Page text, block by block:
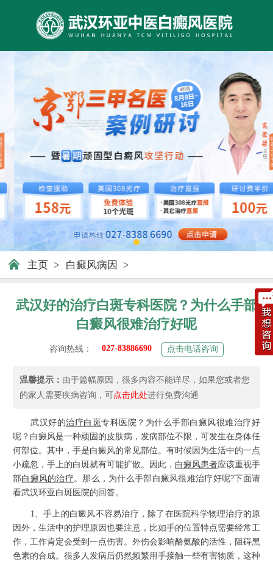
主页 > 白癜风病因 >
武汉好的治疗白斑专科医院？为什么手部
白癜风很难治疗好呢
咨询热线： 027-83886690 点击电话咨询
温馨提示： 由于篇幅原因，很多内容不能详尽，如果您或者您
的家人需要疾病咨询，可点击此处进行免费沟通
武汉好的治疗白斑专科医院？为什么手部白癜风很难治疗好
呢？白癜风是一种顽固的皮肤病，发病部位不限，可发生在身体任
何部位。其中，手是白癜风的常见部位。有时候因为生活中的一点
小疏忽，手上的白斑就有可能扩散。因此， 白癜风患者应该重视手
部白癜风的治疗。那么，为什么手部白癜风很难治疗好呢?下面请
看武汉环亚白斑医院的回答。
1、手上的白癜风不容易治疗，除了在医院科学物理治疗的原
因外，生活中的护理原因也要注意，比如手的位置特点需要经常工
作，工作肯定会受到一点伤害。外伤会影响酪氨酸的活性，阻碍黑
色素的合成。很多人发病后仍然频繁用手接触一些有害物质，这种